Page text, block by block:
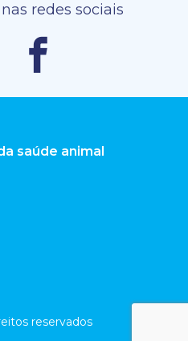
redes sociais
saúde animal
reservados